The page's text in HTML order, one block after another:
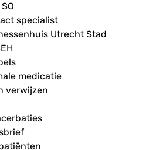
specialist
Utrecht Stad
medicatie
verwijzen